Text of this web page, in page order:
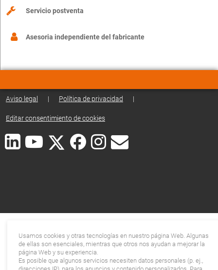
Servicio postventa
Asesoria independiente del fabricante
Aviso legal | Política de privacidad |
Editar consentimiento de cookies
Usamos cookies y otras tecnologías en nuestro página Web. Algunas
de ellas son esenciales, mientras que otros nos ayudan a mejorar la
página Web y su experiencia.
Es posible que algunos servicios necesiten datos personales (p. ej.,